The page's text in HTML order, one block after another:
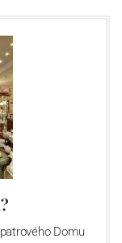
Domu